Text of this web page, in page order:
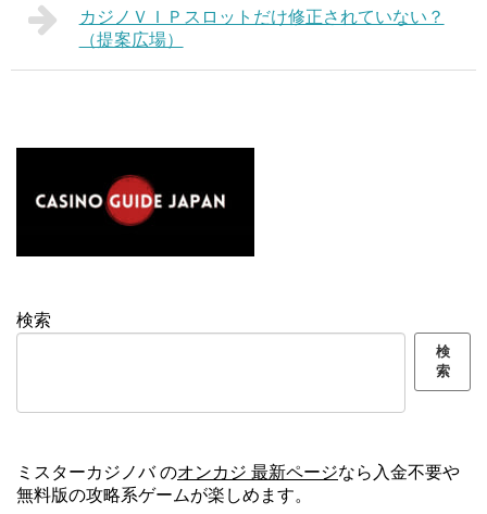
カジノＶＩＰスロットだけ修正されていない？
（提案広場）
検索
検
索
ミスターカジノバ のオンカジ 最新ページなら入金不要や
無料版の攻略系ゲームが楽しめます。